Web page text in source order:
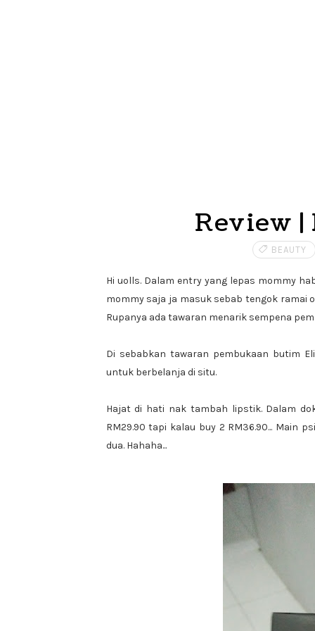
Review
BEAUTY
Hi uolls. Dalam entry yang lepas mommy
mommy saja ja masuk sebab tengok ramai
Rupanya ada tawaran menarik sempena
Di sebabkan tawaran pembukaan butim
untuk berbelanja di situ.
Hajat di hati nak tambah lipstik. Dalam
RM29.90 tapi kalau buy 2 RM36.90... Main
dua. Hahaha...